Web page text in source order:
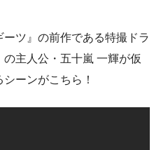
ツ』の前作である特撮ドラ
主人公・五十嵐 一輝が仮
ーンがこちら！